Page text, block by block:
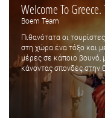
Welcome To
Boem Team
Πιθανότατα οι
στη χώρα ένα τόξο και
μέρες σε κάποιο βουνό,
κάνοντας σπονδές στην